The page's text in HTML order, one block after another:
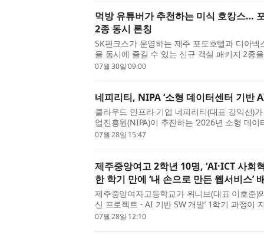
먹방 유튜버가 추천하는 미식 호캉스…
2종 동시 론칭
SK핀크스가 운영하는 제주 포도호텔과 디아
을 동시에 즐길 수 있는 신규 객실 패키지 2종
지 선보인다. 이번에 출시된 패키지는 프리미
07월 30일 09:00
네피리티, NIPA ‘소형 데이터센터 기반
클라우드 인프라 기업 네피리티(대표 강익선)
업진흥원(NIPA)이 추진하는 ‘2026년 소형 데
지원사업’의 주관기관으로 최종 선정됐다고 밝
07월 28일 15:47
제주중앙여고 2학년 10명, ‘AI·ICT 사회
한 학기 만에 ‘내 손으로 만든 웹서비스’
제주중앙여자고등학교가 위니브(대표 이호준)
신 프로젝트 - AI 기반 SW 개발’ 1학기 과정이
램은 2학년 학생을 대상으로 3월 28일부터 7월
07월 28일 12:10